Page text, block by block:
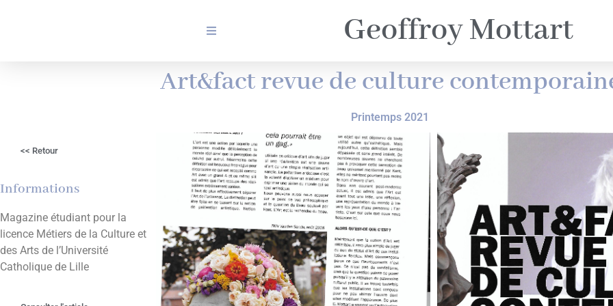
Geoffroy Mottart
Art&fact revue de culture
Printemps 2021
<< Retour
Informations
Magazine étudiant pour la
licence Métiers de la Culture et
des Arts de l’Université
Catholique de Lille